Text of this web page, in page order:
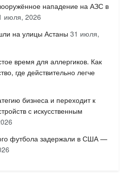
нападение на АЗС в
июля, 2026
на улицы Астаны 31 июля,
время для аллергиков. Как
где действительно легче
бизнеса и переходит к
с искусственным
футбола задержали в США —